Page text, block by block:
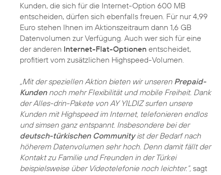
Kunden, die sich für die Internet-Option 600 MB
entscheiden, dürfen sich ebenfalls freuen. Für nur 4,99
Euro stehen Ihnen im Aktionszeitraum dann 1,6 GB
Datenvolumen zur Verfügung. Auch wer sich für eine
der anderen Internet-Flat-Optionen entscheidet,
profitiert vom zusätzlichen Highspeed-Volumen.
„Mit der speziellen Aktion bieten wir unseren Prepaid-
Kundennoch mehr Flexibilität und mobile Freiheit. Dank
der Alles-drin-Pakete von AY YILDIZ surfen unsere
Kunden mit Highspeed im Internet, telefonieren endlos
und simsen ganz entspannt. Insbesondere bei der
deutsch-türkischen Communityist der Bedarf nach
höherem Datenvolumen sehr hoch. Denn damit fällt der
Kontakt zu Familie und Freunden in der Türkei
beispielsweise über Videotelefonie noch leichter.“, sagt